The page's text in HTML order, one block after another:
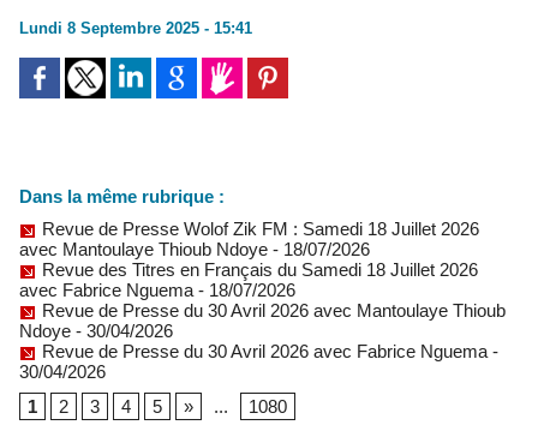
Lundi 8 Septembre 2025 - 15:41
Dans la même rubrique :
Revue de Presse Wolof Zik FM : Samedi 18 Juillet 2026
avec Mantoulaye Thioub Ndoye - 18/07/2026
Revue des Titres en Français du Samedi 18 Juillet 2026
avec Fabrice Nguema - 18/07/2026
Revue de Presse du 30 Avril 2026 avec Mantoulaye Thioub
Ndoye - 30/04/2026
Revue de Presse du 30 Avril 2026 avec Fabrice Nguema -
30/04/2026
1
2 3 4 5 » ... 1080